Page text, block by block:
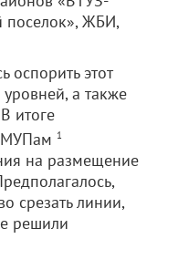
поселок», ЖБИ,
оспорить этот
а также
итоге
МУПам 1
на размещение
срезать линии,
решили